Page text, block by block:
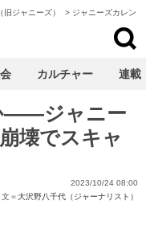
旧ジャニーズ） > ジャニーズカレン
――ジャニー
壊でスキャ
2023/10/24 08:00
文＝大沢野八千代（ジャーナリスト）
カルチャー 連載